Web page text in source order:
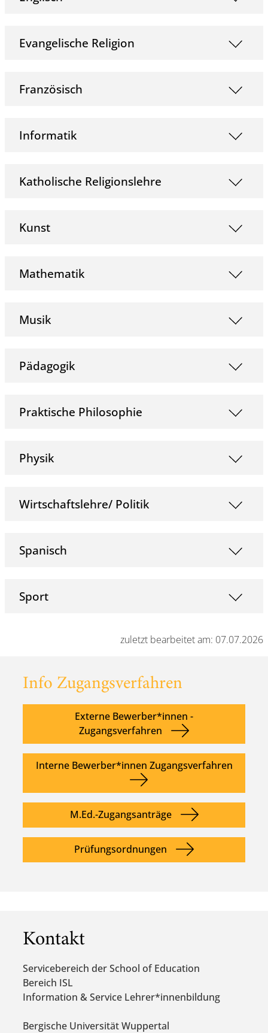
Evangelische Religion
Französisch
Informatik
Katholische Religionslehre
Kunst
Mathematik
Musik
Pädagogik
Praktische Philosophie
Physik
Wirtschaftslehre/ Politik
Spanisch
Sport
zuletzt bearbeitet am: 07.07.2026
Info Zugangsverfahren
Externe Bewerber*innen -
Zugangsverfahren
Interne Bewerber*innen Zugangsverfahren
M.Ed.-Zugangsanträge
Prüfungsordnungen
Kontakt
Servicebereich der School of Education
Bereich ISL
Information & Service Lehrer*innenbildung
Bergische Universität Wuppertal